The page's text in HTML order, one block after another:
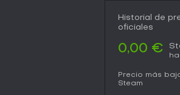
positivas, incluyendo un 83
de jugadores, War Selection atrae con
78 por ciento, y destacan su sistema de
Historial de
oficiales
0,00 €
Precio más
Steam